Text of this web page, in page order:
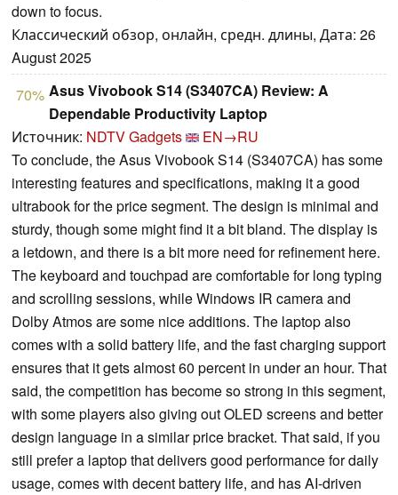
down to focus.
Классический обзор, онлайн, средн. длины, Дата: 26
August 2025
70% Asus Vivobook S14 (S3407CA) Review: A
Dependable Productivity Laptop
Источник: NDTV Gadgets
EN→RU
To conclude, the Asus Vivobook S14 (S3407CA) has some
interesting features and specifications, making it a good
ultrabook for the price segment. The design is minimal and
sturdy, though some might find it a bit bland. The display is
a letdown, and there is a bit more need for refinement here.
The keyboard and touchpad are comfortable for long typing
and scrolling sessions, while Windows IR camera and
Dolby Atmos are some nice additions. The laptop also
comes with a solid battery life, and the fast charging support
ensures that it gets almost 60 percent in under an hour. That
said, the competition has become so strong in this segment,
with some players also giving out OLED screens and better
design language in a similar price bracket. That said, if you
still prefer a laptop that delivers good performance for daily
usage, comes with decent battery life, and has AI-driven